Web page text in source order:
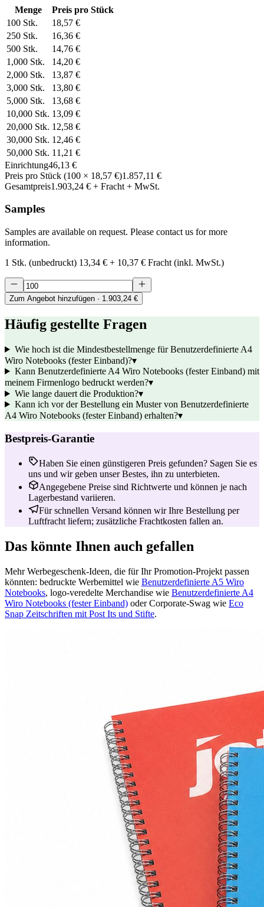
Menge
Preis pro Stück
100 Stk.
18,57 €
250 Stk.
16,36 €
500 Stk.
14,76 €
1,000 Stk.
14,20 €
2,000 Stk.
13,87 €
3,000 Stk.
13,80 €
5,000 Stk.
13,68 €
10,000 Stk. 13,09 €
20,000 Stk. 12,58 €
30,000 Stk. 12,46 €
50,000 Stk. 11,21 €
Einrichtung46,13 €
Preis pro Stück (100 × 18,57 €)1.857,11 €
Gesamtpreis1.903,24 € + Fracht + MwSt.
Samples
Samples are available on request. Please contact us for more
information.
1 Stk. (unbedruckt) 13,34 € + 10,37 € Fracht (inkl. MwSt.)
Zum Angebot hinzufügen · 1.903,24 €
Häufig gestellte Fragen
Wie hoch ist die Mindestbestellmenge für Benutzerdefinierte A4
Wiro Notebooks (fester Einband)?▾
Kann Benutzerdefinierte A4 Wiro Notebooks (fester Einband) mit
meinem Firmenlogo bedruckt werden?▾
Wie lange dauert die Produktion?▾
Kann ich vor der Bestellung ein Muster von Benutzerdefinierte
A4 Wiro Notebooks (fester Einband) erhalten?▾
Bestpreis-Garantie
Haben Sie einen günstigeren Preis gefunden? Sagen Sie es
uns und wir geben unser Bestes, ihn zu unterbieten.
Angegebene Preise sind Richtwerte und können je nach
Lagerbestand variieren.
Für schnellen Versand können wir Ihre Bestellung per
Luftfracht liefern; zusätzliche Frachtkosten fallen an.
Das könnte Ihnen auch gefallen
Mehr Werbegeschenk-Ideen, die für Ihr Promotion-Projekt passen
könnten: bedruckte Werbemittel wie Benutzerdefinierte A5 Wiro
Notebooks, logo-veredelte Merchandise wie Benutzerdefinierte A4
Wiro Notebooks (fester Einband) oder Corporate-Swag wie Eco
Snap Zeitschriften mit Post Its und Stifte.